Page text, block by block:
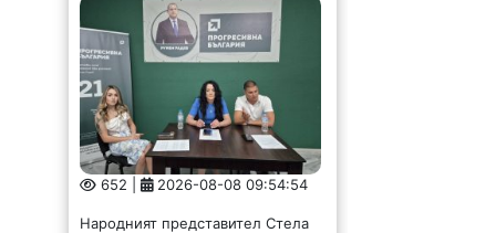
652 | 2026-08-08 09:54:54
Народният представител Стела